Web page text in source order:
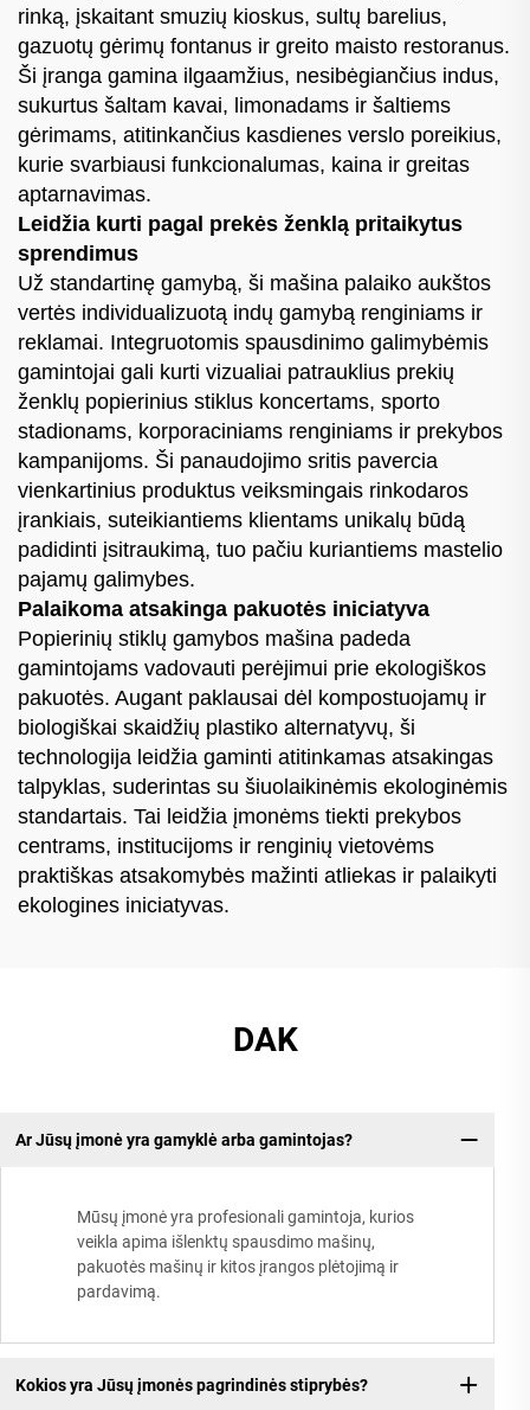
rinką, įskaitant smuzių kioskus, sultų barelius,
gazuotų gėrimų fontanus ir greito maisto restoranus.
Ši įranga gamina ilgaamžius, nesibėgiančius indus,
sukurtus šaltam kavai, limonadams ir šaltiems
gėrimams, atitinkančius kasdienes verslo poreikius,
kurie svarbiausi funkcionalumas, kaina ir greitas
aptarnavimas.
Leidžia kurti pagal prekės ženklą pritaikytus
sprendimus
Už standartinę gamybą, ši mašina palaiko aukštos
vertės individualizuotą indų gamybą renginiams ir
reklamai. Integruotomis spausdinimo galimybėmis
gamintojai gali kurti vizualiai patrauklius prekių
ženklų popierinius stiklus koncertams, sporto
stadionams, korporaciniams renginiams ir prekybos
kampanijoms. Ši panaudojimo sritis pavercia
vienkartinius produktus veiksmingais rinkodaros
įrankiais, suteikiantiems klientams unikalų būdą
padidinti įsitraukimą, tuo pačiu kuriantiems mastelio
pajamų galimybes.
Palaikoma atsakinga pakuotės iniciatyva
Popierinių stiklų gamybos mašina padeda
gamintojams vadovauti perėjimui prie ekologiškos
pakuotės. Augant paklausai dėl kompostuojamų ir
biologiškai skaidžių plastiko alternatyvų, ši
technologija leidžia gaminti atitinkamas atsakingas
talpyklas, suderintas su šiuolaikinėmis ekologinėmis
standartais. Tai leidžia įmonėms tiekti prekybos
centrams, institucijoms ir renginių vietovėms
praktiškas atsakomybės mažinti atliekas ir palaikyti
ekologines iniciatyvas.
DAK
Ar Jūsų įmonė yra gamyklė arba gamintojas?
Mūsų įmonė yra profesionali gamintoja, kurios
veikla apima išlenktų spausdimo mašinų,
pakuotės mašinų ir kitos įrangos plėtojimą ir
pardavimą.
Kokios yra Jūsų įmonės pagrindinės stiprybės?